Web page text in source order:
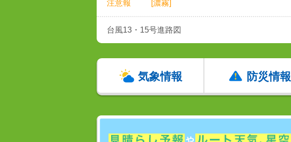
注意報 [濃霧]
台風13・15号進路図
気象情報 防災情報